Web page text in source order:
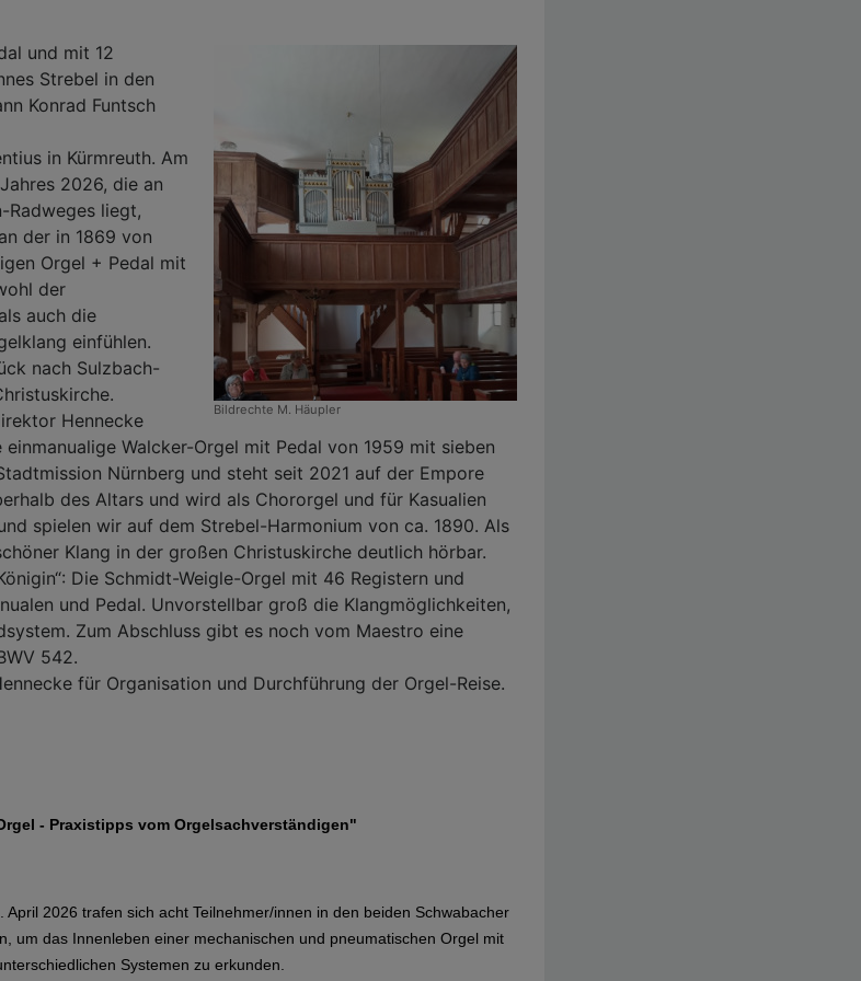
Bildrechte M. Häupler
und mit 12
Strebel in den
Konrad Funtsch
in Kürmreuth. Am
2026, die an
Radweges liegt,
der in 1869 von
Orgel + Pedal mit
der
auch die
einfühlen.
nach Sulzbach-
Hennecke
einmanualige Walcker-Orgel mit Pedal von 1959 mit sieben
Nürnberg und steht seit 2021 auf der Empore
des Altars und wird als Chororgel und für Kasualien
spielen wir auf dem Strebel-Harmonium von ca. 1890. Als
Klang in der großen Christuskirche deutlich hörbar.
Die Schmidt-Weigle-Orgel mit 46 Registern und
und Pedal. Unvorstellbar groß die Klangmöglichkeiten,
Zum Abschluss gibt es noch vom Maestro eine
542.
für Organisation und Durchführung der Orgel-Reise.
- Praxistipps vom Orgelsachverständigen"
April 2026 trafen sich acht Teilnehmer/innen in den beiden Schwabacher
um das Innenleben einer mechanischen und pneumatischen Orgel mit
Systemen zu erkunden.